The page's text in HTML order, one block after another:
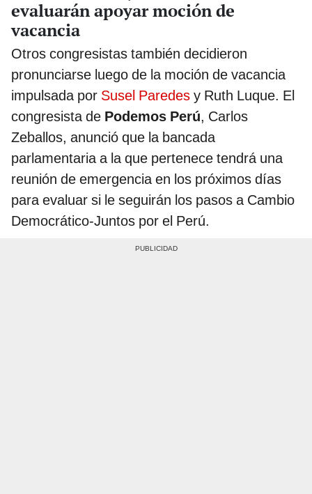
evaluarán apoyar moción de
vacancia
Otros congresistas también decidieron
pronunciarse luego de la moción de vacancia
impulsada por Susel Paredes y Ruth Luque. El
congresista de Podemos Perú, Carlos
Zeballos, anunció que la bancada
parlamentaria a la que pertenece tendrá una
reunión de emergencia en los próximos días
para evaluar si le seguirán los pasos a Cambio
Democrático-Juntos por el Perú.